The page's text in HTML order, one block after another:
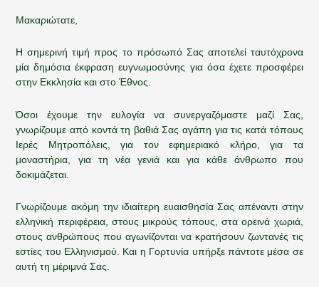
Μακαριώτατε,
Η σημερινή τιμή προς το πρόσωπό Σας αποτελεί ταυτόχρονα
μία δημόσια έκφραση ευγνωμοσύνης για όσα έχετε προσφέρει
στην Εκκλησία και στο Έθνος.
Όσοι έχουμε την ευλογία να συνεργαζόμαστε μαζί Σας,
γνωρίζουμε από κοντά τη βαθιά Σας αγάπη για τις κατά τόπους
Ιερές Μητροπόλεις, για τον εφημεριακό κλήρο, για τα
μοναστήρια, για τη νέα γενιά και για κάθε άνθρωπο που
δοκιμάζεται.
Γνωρίζουμε ακόμη την ιδιαίτερη ευαισθησία Σας απέναντι στην
ελληνική περιφέρεια, στους μικρούς τόπους, στα ορεινά χωριά,
στους ανθρώπους που αγωνίζονται να κρατήσουν ζωντανές τις
εστίες του Ελληνισμού. Και η Γορτυνία υπήρξε πάντοτε μέσα σε
αυτή τη μέριμνά Σας.